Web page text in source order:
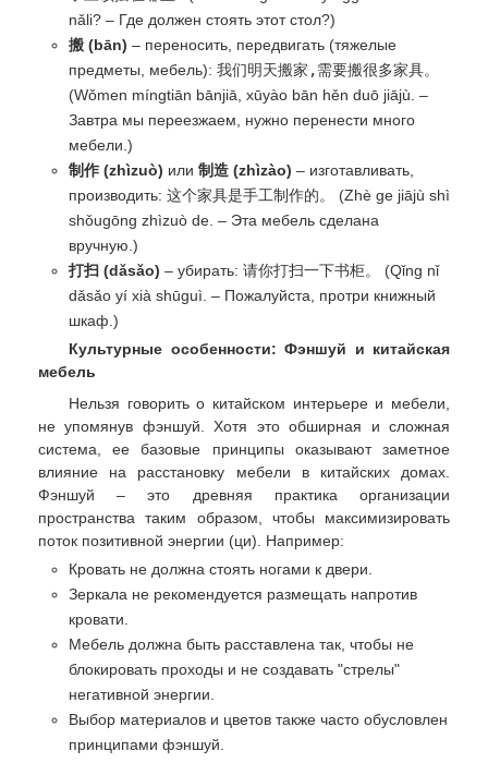
nǎli? – Где должен стоять этот стол?)
搬 (bān) – переносить, передвигать (тяжелые
предметы, мебель): 我们明天搬家,需要搬很多家具。
(Wǒmen míngtiān bānjiā, xūyào bān hěn duō jiājù. –
Завтра мы переезжаем, нужно перенести много
мебели.)
制作 (zhìzuò) или 制造 (zhìzào) – изготавливать,
производить: 这个家具是手工制作的。
(Zhè ge jiājù shì
shǒugōng zhìzuò de. – Эта мебель сделана
вручную.)
打扫 (dǎsǎo) – убирать: 请你打扫一下书柜。
(Qǐng nǐ
dǎsǎo yí xià shūguì. – Пожалуйста, протри книжный
шкаф.)
Культурные особенности: Фэншуй и китайская
мебель
Нельзя говорить о китайском интерьере и мебели,
не упомянув фэншуй. Хотя это обширная и сложная
система, ее базовые принципы оказывают заметное
влияние на расстановку мебели в китайских домах.
Фэншуй – это древняя практика организации
пространства таким образом, чтобы максимизировать
поток позитивной энергии (ци). Например:
Кровать не должна стоять ногами к двери.
Зеркала не рекомендуется размещать напротив
кровати.
Мебель должна быть расставлена так, чтобы не
блокировать проходы и не создавать "стрелы"
негативной энергии.
Выбор материалов и цветов также часто обусловлен
принципами фэншуй.